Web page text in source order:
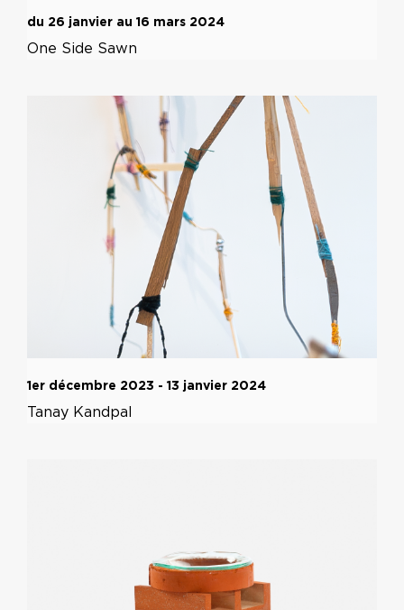
du 26 janvier au 16 mars 2024
One Side Sawn
1er décembre 2023 - 13 janvier 2024
Tanay Kandpal